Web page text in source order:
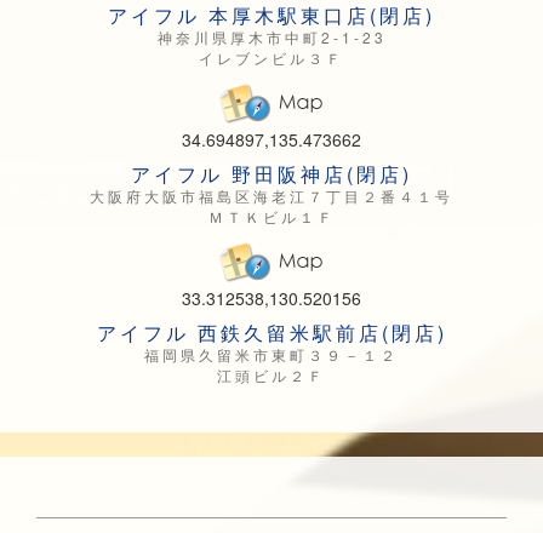
アイフル 本厚木駅東口店(閉店)
神奈川県厚木市中町2-1-23
イレブンビル３Ｆ
34.694897,135.473662
アイフル 野田阪神店(閉店)
大阪府大阪市福島区海老江７丁目２番４１号
ＭＴＫビル１Ｆ
33.312538,130.520156
アイフル 西鉄久留米駅前店(閉店)
福岡県久留米市東町３９－１２
江頭ビル２Ｆ